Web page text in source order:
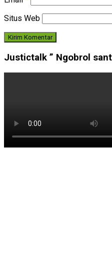
Situs Web
Justictalk ” Ngobrol